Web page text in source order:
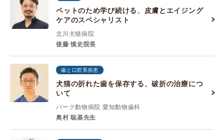
ペットのため学び続ける、皮膚とエイジング
ケアのスペシャリスト
北川犬猫病院
後藤 慎史院長
歯と口腔系疾患
犬猫の折れた歯を保存する、破折の治療につ
いて
パーク動物病院 愛知動物歯科
奥村 聡基先生